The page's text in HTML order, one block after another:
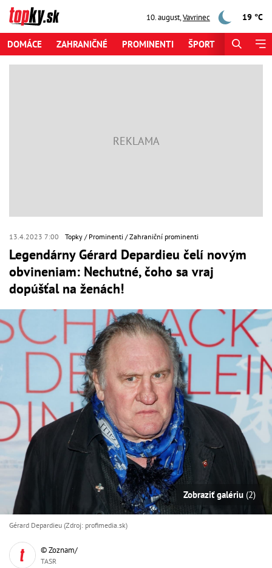
10. august,Vavrinec 19 °C
DOMÁCE ZAHRANIČNÉ PROMINENTI ŠPORT
13.4.2023 7:00 Topky Prominenti Zahraniční prominenti
Legendárny Gérard Depardieu čelí novým
obvineniam: Nechutné, čoho sa vraj
dopúšťal na ženách!
Zobraziť galériu (2)
Gérard Depardieu (Zdroj: profimedia.sk)
© Zoznam/
TASR